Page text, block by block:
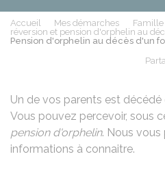
Accueil Mes démarches Famille
réversion et pension d'orphelin au
Pension d'orphelin au décès d'un
Un de vos parents est
Vous pouvez percevoir, sous
pension d'orphelin. Nous vous
informations à connaitre.